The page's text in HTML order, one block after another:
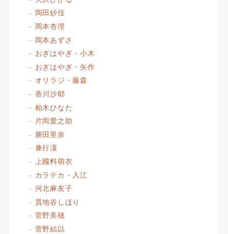
岡田紗佳
岡本杏理
岡本あずさ
おぎはやぎ・小木
おぎはやぎ・矢作
オリラジ・藤森
香川沙耶
柏木ひなた
片岡愛之助
勝田里奈
兼行凜
上國料萌衣
カラテカ・入江
河北麻友子
貫地谷しほり
菅野美穂
菅野結以